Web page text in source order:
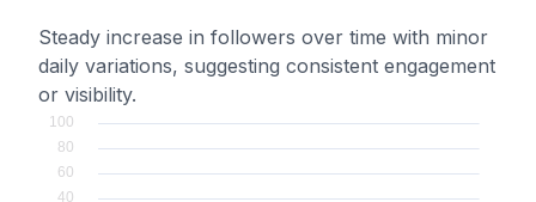
Steady increase in followers over time with minor
daily variations, suggesting consistent engagement
or visibility.